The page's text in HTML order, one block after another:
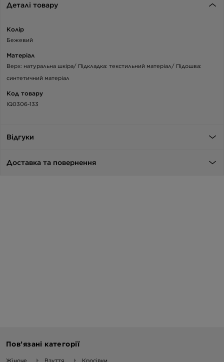
Деталі товару
Колір
Бежевий
Матеріал
Верх: натуральна шкіра/ Підкладка: текстильний матеріал/ Підошва:
синтетичний матеріал
Код товару
IQ0306-133
Відгуки
Доставка та повернення
Пов’язані категорії
Жіноче Взуття Кросівки